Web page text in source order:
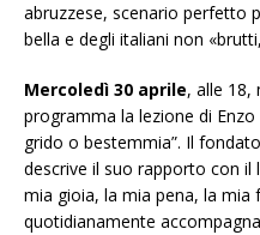
abruzzese, scenario perfetto
bella e degli italiani non
Mercoledì 30 aprile, alle 18,
programma la lezione di Enzo
grido o bestemmia”. Il
descrive il suo rapporto con il
mia gioia, la mia pena, la mia
quotidianamente